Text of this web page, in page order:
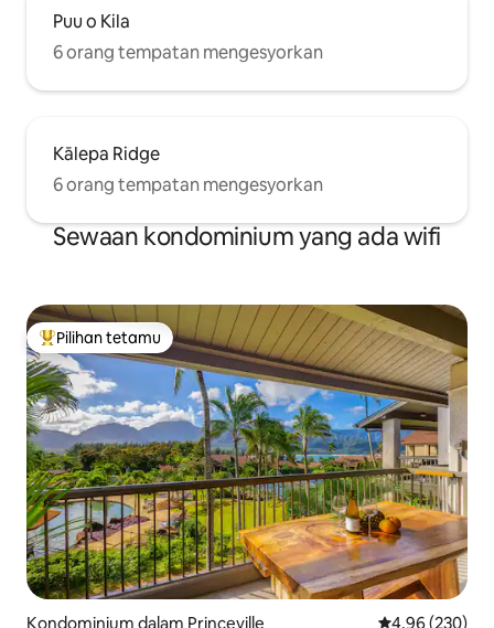
Puu o Kila
6 orang tempatan mengesyorkan
Kālepa Ridge
6 orang tempatan mengesyorkan
Sewaan kondominium yang ada wifi
Pilihan utama tetamu
Pilihan tetamu
Kondominium dalam Princeville Penarafan
4.96 (230)